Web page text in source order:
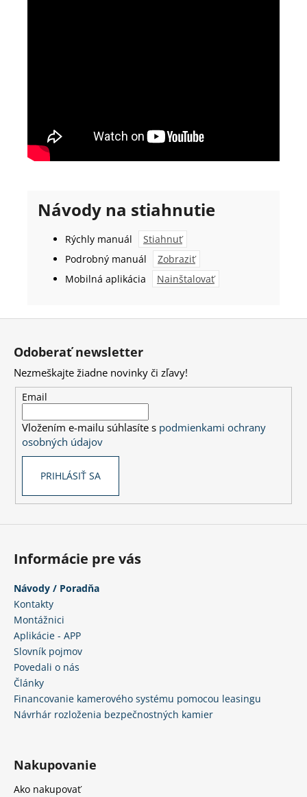
Návody na stiahnutie
Rýchly manuál
Stiahnuť
Podrobný manuál
Zobraziť
Mobilná aplikácia
Nainštalovať
Z
Odoberať newsletter
Nezmeškajte žiadne novinky či zľavy!
Email
Vložením e-mailu súhlasíte s podmienkami ochrany
osobných údajov
PRIHLÁSIŤ SA
Informácie pre vás
Návody / Poradňa
Kontakty
Montážnici
Aplikácie - APP
Slovník pojmov
Povedali o nás
Články
Financovanie kamerového systému pomocou leasingu
Návrhár rozloženia bezpečnostných kamier
Nakupovanie
Ako nakupovať